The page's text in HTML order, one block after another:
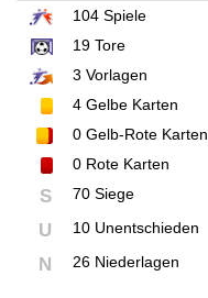
104 Spiele
19 Tore
3 Vorlagen
4 Gelbe Karten
0 Gelb-Rote Karten
0 Rote Karten
S 70 Siege
U 10 Unentschieden
N 26 Niederlagen